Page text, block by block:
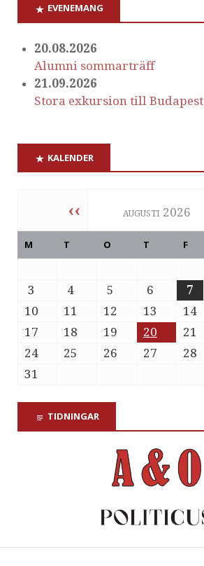
EVENEMANG
20.08.2026
Alumni sommarträff
21.09.2026
Stora exkursion till Budapest
KALENDER
‹‹ augusti 2026
M T O T F
3
4 5 6 7
10
11 12 13 14
17
18 19 20 21
24
25 26 27 28
31
TIDNINGAR